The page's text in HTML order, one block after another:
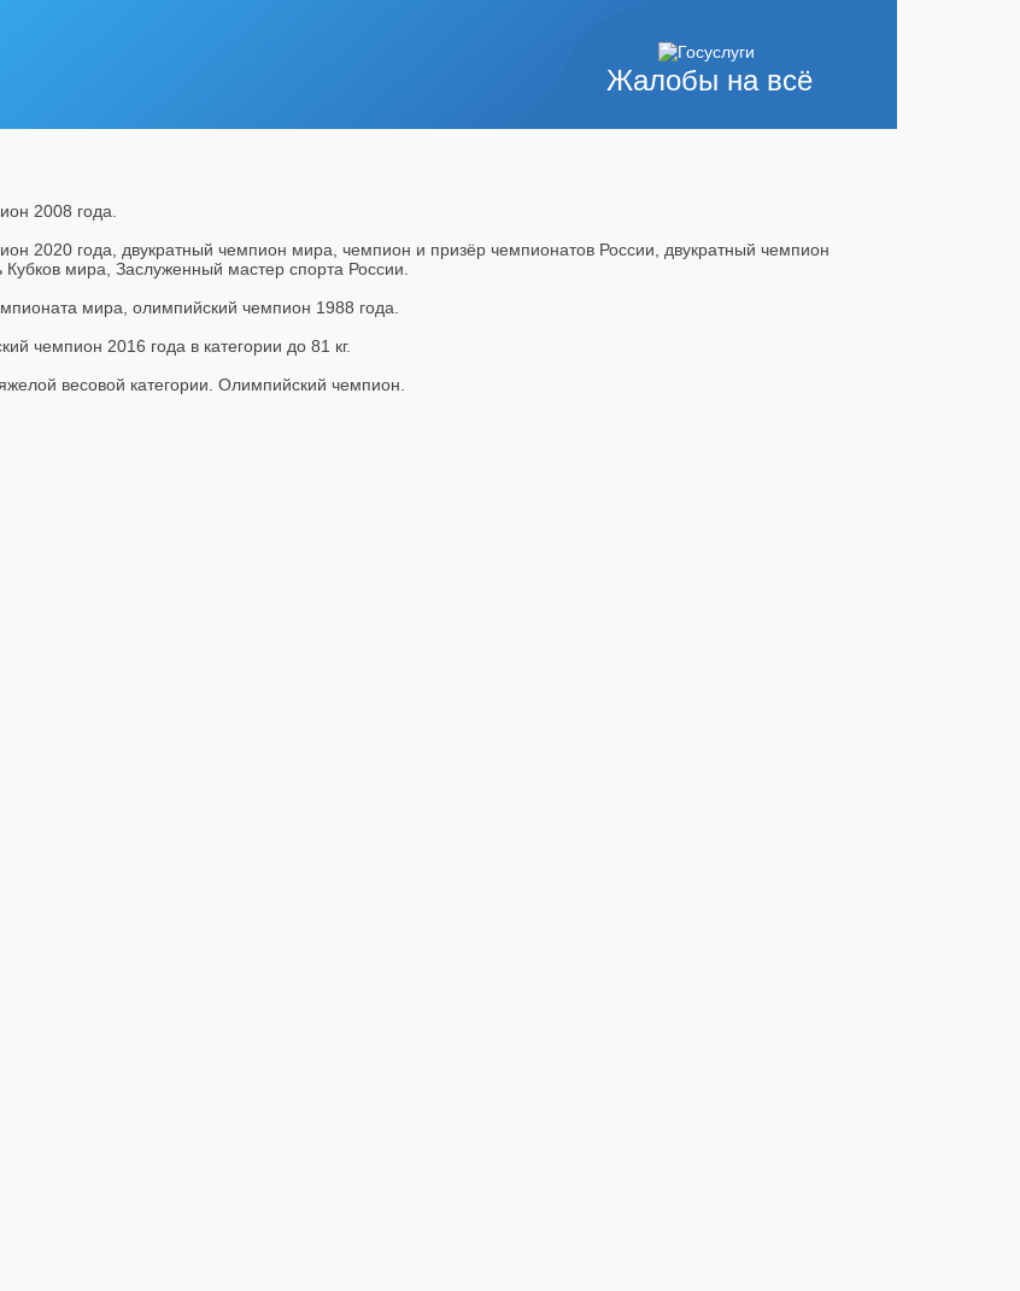
Жалобы на всё
2008 года.
2020 года, двукратный чемпион мира, чемпион и призёр чемпионатов России, двукратный чемпион
мира, Заслуженный мастер спорта России.
мира, олимпийский чемпион 1988 года.
чемпион 2016 года в категории до 81 кг.
весовой категории. Олимпийский чемпион.